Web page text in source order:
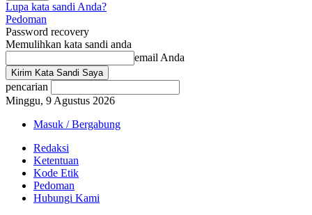
Lupa kata sandi Anda?
Pedoman
Password recovery
Memulihkan kata sandi anda
email Anda
pencarian
Minggu, 9 Agustus 2026
Masuk / Bergabung
Redaksi
Ketentuan
Kode Etik
Pedoman
Hubungi Kami